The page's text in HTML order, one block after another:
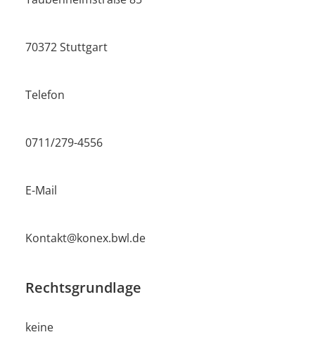
70372 Stuttgart
Telefon
0711/279-4556
E-Mail
Kontakt@konex.bwl.de
Rechtsgrundlage
keine